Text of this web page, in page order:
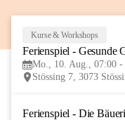
Kurse & Workshops
Ferienspiel - Gesunde
Mo., 10. Aug., 07:00 -
Stössing 7, 3073
Ferienspiel - Die